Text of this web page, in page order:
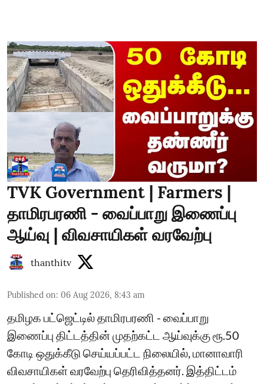
TVK Government | Farmers |
தாமிரபரணி - வைப்பாறு இணைப்பு
ஆய்வு | விவசாயிகள் வரவேற்பு
thanthitv
Published on: 06 Aug 2026, 8:43 am
தமிழக பட்ஜெட்டில் தாமிரபரணி - வைப்பாறு
இணைப்பு திட்டத்தின் முதற்கட்ட ஆய்வுக்கு ரூ.50
கோடி ஒதுக்கீடு செய்யப்பட்ட நிலையில், மானாவாரி
விவசாயிகள் வரவேற்பு தெரிவித்தனர். இத்திட்டம்